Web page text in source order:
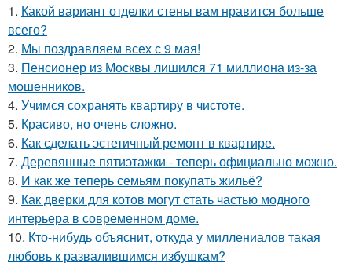
1. Какой вариант отделки стены вам нравится больше
всего?
2. Мы поздравляем всех с 9 мая!
3. Пенсионер из Москвы лишился 71 миллиона из-за
мошенников.
4. Учимся сохранять квартиру в чистоте.
5. Красиво, но очень сложно.
6. Как сделать эстетичный ремонт в квартире.
7. Деревянные пятиэтажки - теперь официально можно.
8. И как же теперь семьям покупать жильё?
9. Как дверки для котов могут стать частью модного
интерьера в современном доме.
10. Кто-нибудь объяснит, откуда у миллениалов такая
любовь к развалившимся избушкам?